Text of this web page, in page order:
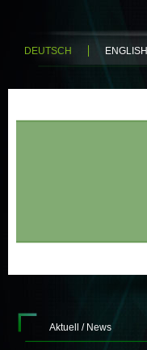
DEUTSCH ENGLISH
Aktuell / News